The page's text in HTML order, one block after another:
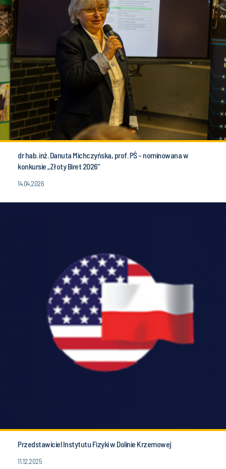
dr hab. inż. Danuta Michczyńska, prof. PŚ - nominowana w
konkursie „Złoty Biret 2026”
14.04.2026
Przedstawiciel Instytutu Fizyki w Dolinie Krzemowej
11.12.2025